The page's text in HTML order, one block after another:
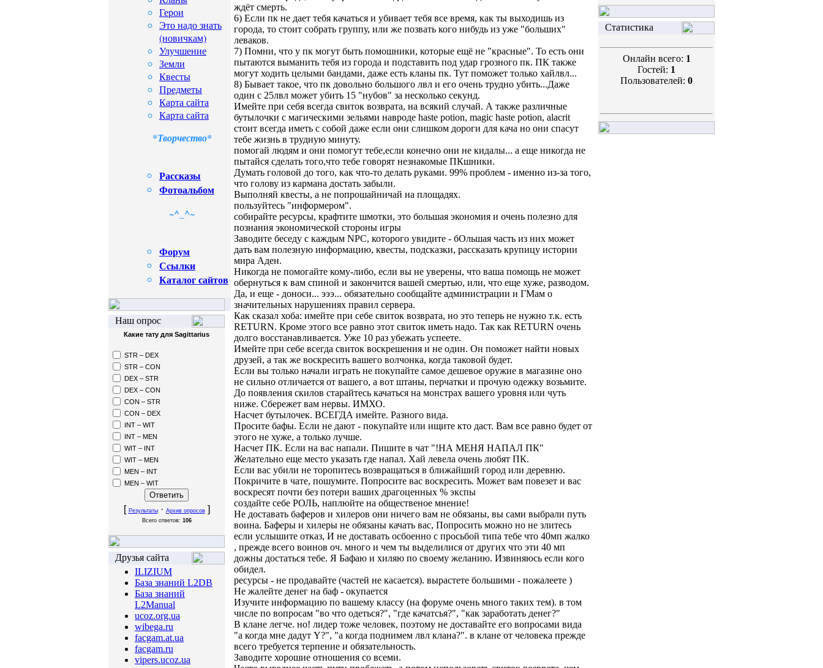
Герои
Это надо знать
(новичкам)
Улучшение
Земли
Квесты
Предметы
Карта сайта
Карта сайта
*Творчество*
Рассказы
Фотоальбом
~^_^~
Форум
Сcылки
Каталог сайтов
Наш опрос
Какие тату для Sagittarius
STR – DEX
STR – CON
DEX – STR
DEX – CON
CON – STR
CON – DEX
INT – WIT
INT – MEN
WIT – INT
WIT – MEN
MEN – INT
MEN – WIT
[ Результаты· Архив опросов]
Всего ответов: 106
Друзья сайта
ILIZIUM
База знаний L2DB
База знаний
L2Manual
ucoz.org.ua
wibega.ru
facgam.at.ua
facgam.ru
vipers.ucoz.ua
ждёт смерть.
6) Если пк не дает тебя качаться и убивает тебя все время, как ты выходишь из
города, то стоит собрать группу, или же позвать кого нибудь из уже "больших"
леваков.
7) Помни, что у пк могут быть помошники, которые ещё не "красные". То есть они
пытаются выманить тебя из города и подставить под удар грозного пк. ПК также
могут ходить целыми бандами, даже есть кланы пк. Тут поможет только хайлвл...
8) Бывает такое, что пк довольно большого лвл и его очень трудно убить...Даже
один с 25лвл может убить 15 "нубов" за несколько секунд.
Имейте при себя всегда свиток возврата, на всякий случай. А также различные
бутылочки с магическими зельями навроде haste potion, magic haste potion, alacrit
стоит всегда иметь с собой даже если они слишком дороги для кача но они спасут
тебе жизнь в трудную минуту.
помогай людям и они помогут тебе,если конечно они не кидалы... а еще никогда не
пытайся сделать того,что тебе говорят незнакомые ПКшники.
Думать головой до того, как что-то делать руками. 99% проблем - именно из-за того,
что голову из кармана достать забыли.
Выполняй квесты, а не попрошайничай на площадях.
пользуйтесь "информером".
собирайте ресурсы, крафтите шмотки, это большая экономия и очень полезно для
познания экономической стороны игры
Заводите беседу с каждым NPC, которого увидите - бОльшая часть из них может
дать вам полезную информацию, квесты, подсказки, рассказать крупицу истории
мира Аден.
Никогда не помогайте кому-либо, если вы не уверены, что ваша помощь не может
обернуться к вам спиной и закончится вашей смертью, или, что еще хуже, разводом.
Да, и еще - доноси... эээ... обязательно сообщайте администрации и ГМам о
значительных нарушениях правил сервера.
Как сказал хоба: имейте при себе свиток возврата, но это теперь не нужно т.к. есть
RETURN. Кроме этого все равно этот свиток иметь надо. Так как RETURN очень
долго восстанавливается. Уже 10 раз убежать успеете.
Имейте при себе всегда свиток воскрешения и не один. Он поможет найти новых
друзей, а так же воскресить вашего волчонка, когда таковой будет.
Если вы только начали играть не покупайте самое дешевое оружие в магазине оно
не сильно отличается от вашего, а вот штаны, перчатки и прочую одежку возьмите.
До появления скилов старайтесь качаться на монстрах вашего уровня или чуть
ниже. Сбережет вам нервы. ИМХО.
Насчет бутылочек. ВСЕГДА имейте. Разного вида.
Просите бафы. Если не дают - покупайте или ищите кто даст. Вам все равно будет от
этого не хуже, а только лучше.
Насчет ПК. Если на вас напали. Пишите в чат "!НА МЕНЯ НАПАЛ ПК"
Желательно еще место указать где напал. Хай левела очень любят ПК.
Если вас убили не торопитесь возвращаться в ближайший город или деревню.
Покричите в чате, пошумите. Попросите вас воскресить. Может вам повезет и вас
воскресят почти без потери ваших драгоценных % экспы
создайте себе РОЛЬ, наплюйте на общественое мнение!
Не доставать баферов и хилеров они ничего вам не обязаны, вы сами выбрали путь
воина. Баферы и хилеры не обязаны качать вас, Попросить можно но не злитесь
если услышите отказ, И не доставать осбоенно с просьбой типа тебе что 40мп жалко
, прежде всего воинов оч. много и чем ты выделилися от других что эти 40 мп
дожны достаться тебе. Я Бафаю и хиляю по своему желанию. Извиняюсь если кого
обидел.
ресурсы - не продавайте (частей не касается). вырастете большими - пожалеете )
Не жалейте денег на баф - окупается
Изучите информацию по вашему классу (на форуме очень много таких тем). в том
числе по вопросам "во что одеться?", "где качатсья?", "как заработать денег?"
В клане легче. но! лидер тоже человек, поэтому не доставайте его вопросами вида
"а когда мне дадут Y?", "а когда поднимем лвл клана?". в клане от человека прежде
всего требуется терпение и обязательность.
Заводите хорошие отношения со всеми.
Статистика
Онлайн всего: 1
Гостей: 1
Пользователей: 0